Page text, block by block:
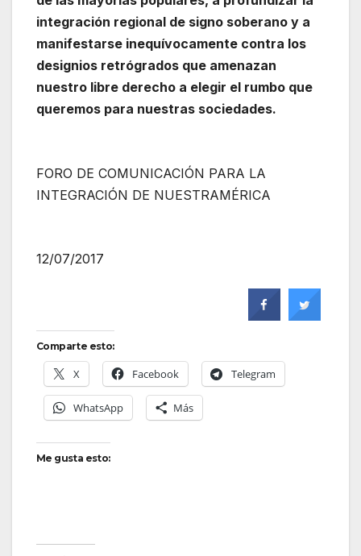
integración regional de signo soberano y a
manifestarse inequívocamente contra los
designios retrógrados que amenazan
nuestro libre derecho a elegir el rumbo que
queremos para nuestras sociedades.
FORO DE COMUNICACIÓN PARA LA
INTEGRACIÓN DE NUESTRAMÉRICA
12/07/2017
Comparte esto:
X Facebook Telegram
WhatsApp Más
Me gusta esto: